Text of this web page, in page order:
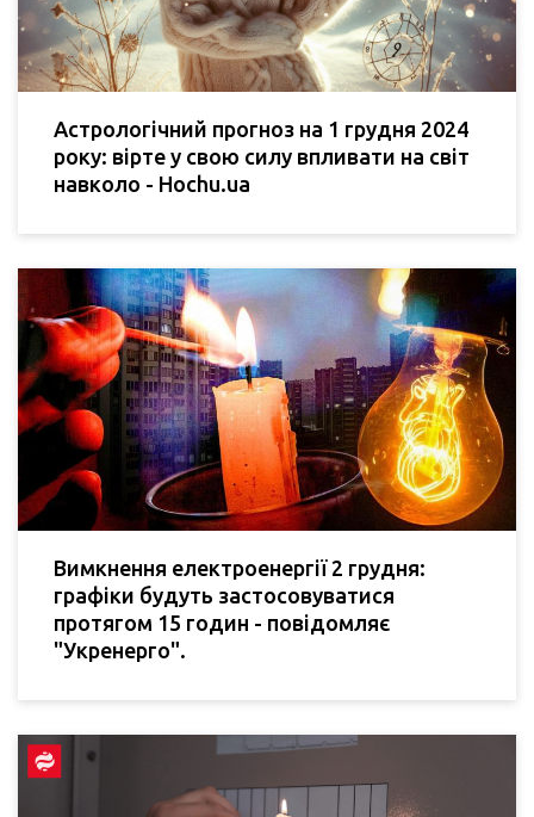
Астрологічний прогноз на 1 грудня 2024
року: вірте у свою силу впливати на світ
навколо - Hochu.ua
Вимкнення електроенергії 2 грудня:
графіки будуть застосовуватися
протягом 15 годин - повідомляє
"Укренерго".